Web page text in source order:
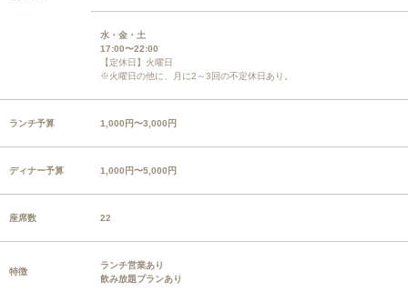
水・金・土
17:00〜22:00
【定休日】火曜日
※火曜日の他に、月に2～3回の不定休日あり。
ランチ予算 1,000円〜3,000円
ディナー予算 1,000円〜5,000円
座席数 22
特徴
ランチ営業あり
飲み放題プランあり